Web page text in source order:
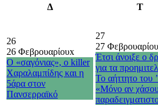
Δ Τ
26
26 Φεβρουαρίουx
Ο «σαγόνιας», ο killer
Χαραλαμπίδης και η
5άρα στον
Πανσερραϊκό
27
27 Φεβρουαρίου
Έτσι άνοιξε ο
για τα
Το αήττητο του
«Μόνο αν